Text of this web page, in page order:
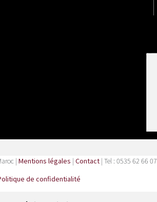
| Mentions légales | Contact | Tel : 0535 62 66 07
de confidentialité